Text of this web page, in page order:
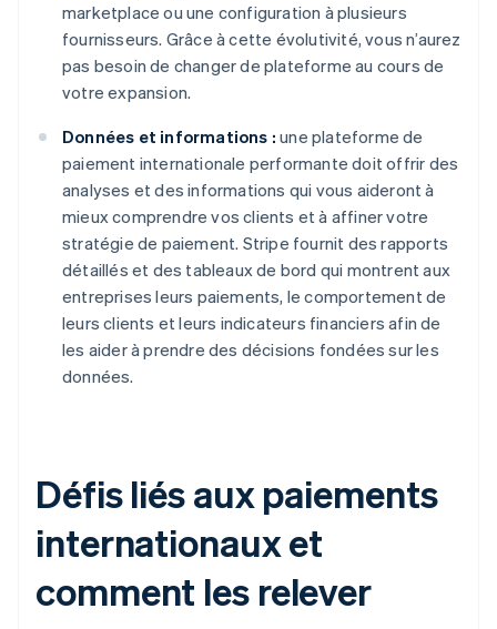
marketplace ou une configuration à plusieurs
fournisseurs. Grâce à cette évolutivité, vous n’aurez
pas besoin de changer de plateforme au cours de
votre expansion.
Données et informations : une plateforme de
paiement internationale performante doit offrir des
analyses et des informations qui vous aideront à
mieux comprendre vos clients et à affiner votre
stratégie de paiement. Stripe fournit des rapports
détaillés et des tableaux de bord qui montrent aux
entreprises leurs paiements, le comportement de
leurs clients et leurs indicateurs financiers afin de
les aider à prendre des décisions fondées sur les
données.
Défis liés aux paiements
internationaux et
comment les relever